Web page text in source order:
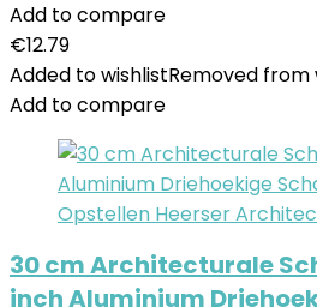
Add to compare
€12.79
Added to wishlistRemoved from
Add to compare
30 cm Architecturale
inch Aluminium